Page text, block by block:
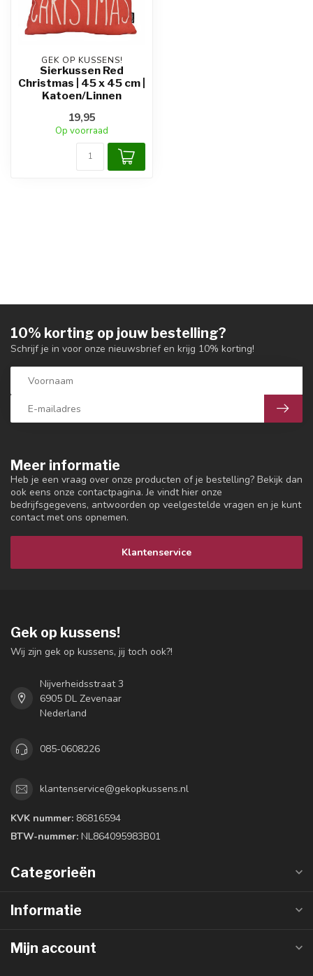
GEK OP KUSSENS!
Sierkussen Red
Christmas | 45 x 45 cm |
Katoen/Linnen
19,95
Op voorraad
Meer informatie
Heb je een vraag over onze producten of je bestelling? Bekijk dan
ook eens onze contactpagina. Je vindt hier onze
bedrijfsgegevens, antwoorden op veelgestelde vragen en je kunt
contact met ons opnemen.
Klantenservice
10% korting op jouw bestelling?
Schrijf je in voor onze nieuwsbrief en krijg 10% korting!
Gek op kussens!
Wij zijn gek op kussens, jij toch ook?!
Nijverheidsstraat 3
6905 DL Zevenaar
Nederland
085-0608226
klantenservice@gekopkussens.nl
KVK nummer: 86816594
BTW-nummer: NL864095983B01
Categorieën
Informatie
Mijn account